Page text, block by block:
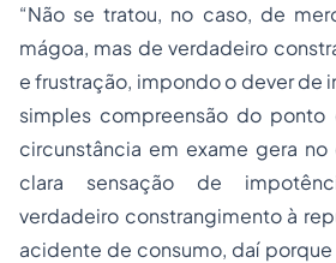
“Não se tratou, no caso, de
mágoa, mas de verdadeiro
e frustração, impondo o dever de
simples compreensão do
circunstância em exame gera
clara sensação de
verdadeiro constrangimento à
acidente de consumo, daí